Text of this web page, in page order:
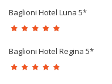
Baglioni Hotel Luna 5*
Baglioni Hotel Regina 5*